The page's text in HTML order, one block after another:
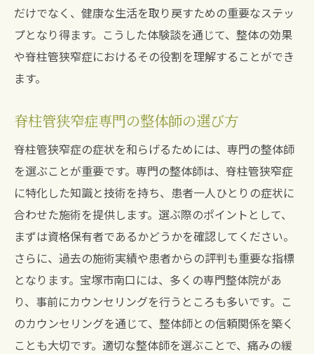
だけでなく、健康な生活を取り戻すための重要なステッ
プとなり得ます。こうした体験談を通じて、整体の効果
や脊柱管狭窄症におけるその役割を理解することができ
ます。
脊柱管狭窄症専門の整体師の選び方
脊柱管狭窄症の症状を和らげるためには、専門の整体師
を選ぶことが重要です。専門の整体師は、脊柱管狭窄症
に特化した知識と技術を持ち、患者一人ひとりの症状に
合わせた施術を提供します。選ぶ際のポイントとして、
まずは資格保有者であるかどうかを確認してください。
さらに、過去の施術実績や患者からの評判も重要な指標
となります。宝塚市南口には、多くの専門整体院があ
り、事前にカウンセリングを行うところも多いです。こ
のカウンセリングを通じて、整体師との信頼関係を築く
ことも大切です。適切な整体師を選ぶことで、痛みの緩